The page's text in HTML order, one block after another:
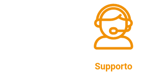
Supporto